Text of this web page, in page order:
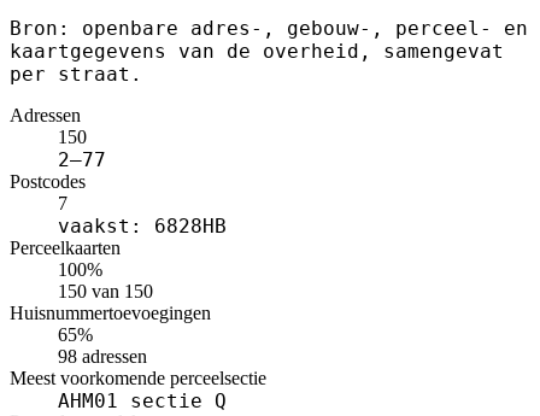
Bron: openbare adres-, gebouw-, perceel- en
kaartgegevens van de overheid, samengevat
per straat.
Adressen
150
2–77
Postcodes
7
vaakst: 6828HB
Perceelkaarten
100%
150 van 150
Huisnummertoevoegingen
65%
98 adressen
Meest voorkomende perceelsectie
AHM01 sectie Q